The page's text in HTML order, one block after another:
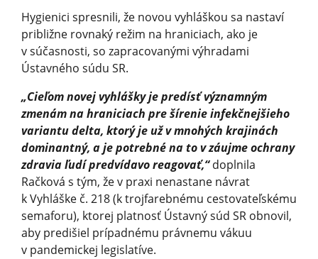
Hygienici spresnili, že novou vyhláškou sa nastaví
približne rovnaký režim na hraniciach, ako je
v súčasnosti, so zapracovanými výhradami
Ústavného súdu SR.
„Cieľom novej vyhlášky je predísť významným
zmenám na hraniciach pre šírenie infekčnejšieho
variantu delta, ktorý je už v mnohých krajinách
dominantný, a je potrebné na to v záujme ochrany
zdravia ľudí predvídavo reagovať,“doplnila
Račková s tým, že v praxi nenastane návrat
k Vyhláške č. 218 (k trojfarebnému cestovateľskému
semaforu), ktorej platnosť Ústavný súd SR obnovil,
aby predišiel prípadnému právnemu vákuu
v pandemickej legislatíve.